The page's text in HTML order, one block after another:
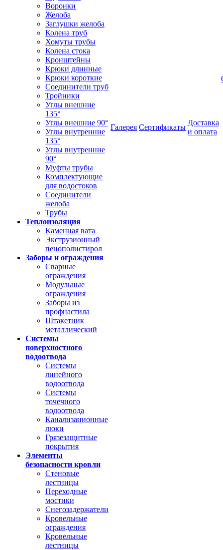
Воронки
Желоба
Заглушки желоба
Колена труб
Хомуты трубы
Колена стока
Кронштейны
Крюки длинные
Крюки короткие
Соединители труб
Тройники
Углы внешние
135°
Углы внешние 90°
Углы внутренние
135°
Углы внутренние
90°
Муфты трубы
Комплектующие
для водостоков
Соединители
желоба
Трубы
Теплоизоляция
Каменная вата
Экструзионный
пенополистирол
Заборы и ограждения
Сварные
ограждения
Модульные
ограждения
Заборы из
профнастила
Штакетник
металлический
Системы
поверхностного
водоотвода
Системы
линейного
водоотвода
Системы
точечного
водоотвода
Канализационные
люки
Грязезащитные
покрытия
Элементы
безопасности кровли
Стеновые
лестницы
Переходные
мостики
Снегозадержатели
Кровельные
ограждения
Кровельные
лестницы
Галерея Сертификаты
Доставка
и оплата